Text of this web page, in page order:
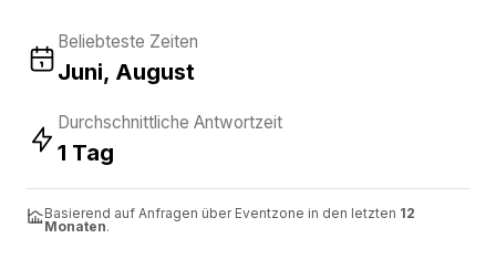
Beliebteste Zeiten
Juni, August
Durchschnittliche Antwortzeit
1 Tag
Basierend auf Anfragen über Eventzone in den letzten 12
Monaten.